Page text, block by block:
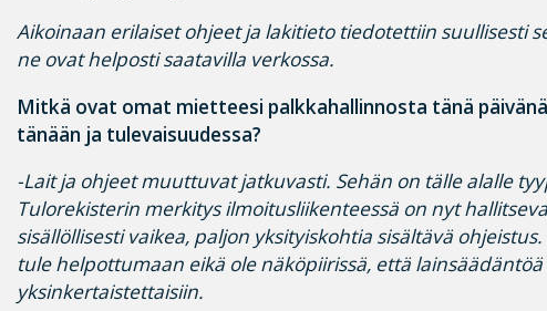
Aikoinaan erilaiset ohjeet ja lakitieto tiedotettiin suullisesti
ne ovat helposti saatavilla verkossa.
Mitkä ovat omat mietteesi palkkahallinnosta tänä
tänään ja tulevaisuudessa?
-Lait ja ohjeet muuttuvat jatkuvasti. Sehän on tälle alalle
Tulorekisterin merkitys ilmoitusliikenteessä on nyt
sisällöllisesti vaikea, paljon yksityiskohtia sisältävä
tule helpottumaan eikä ole näköpiirissä, että
yksinkertaistettaisiin.